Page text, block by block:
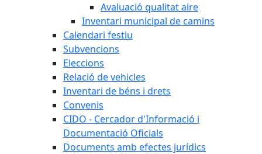
Avaluació qualitat aire
Inventari municipal de camins
Calendari festiu
Subvencions
Eleccions
Relació de vehicles
Inventari de béns i drets
Convenis
CIDO - Cercador d'Informació i
Documentació Oficials
Documents amb efectes jurídics